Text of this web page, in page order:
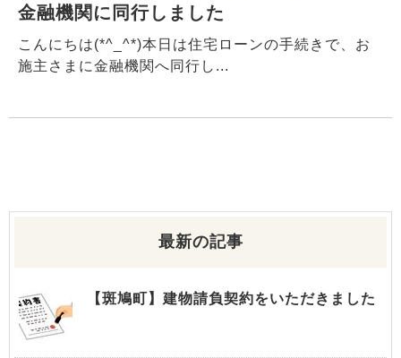
金融機関に同行しました
こんにちは(*^_^*)本日は住宅ローンの手続きで、お
施主さまに金融機関へ同行し...
最新の記事
【斑鳩町】建物請負契約をいただきました